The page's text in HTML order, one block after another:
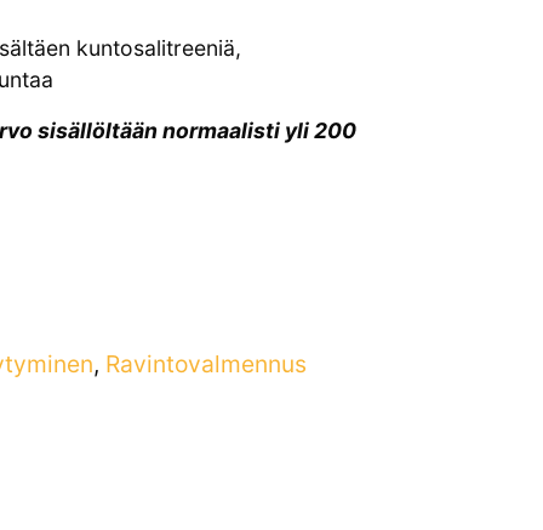
kuntosalitreeniä,
sisällöltään normaalisti yli 200
, Ravintovalmennus